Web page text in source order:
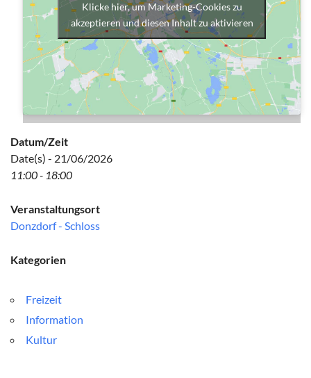
Klicke hier, um Marketing-Cookies zu
akzeptieren und diesen Inhalt zu aktivieren
Datum/Zeit
Date(s) - 21/06/2026
11:00 - 18:00
Veranstaltungsort
Donzdorf - Schloss
Kategorien
Freizeit
Information
Kultur